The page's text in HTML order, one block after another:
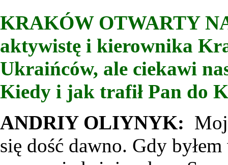
KRAKÓW OTWARTY
aktywistę i kierownika
Ukraińców, ale ciekawi
Kiedy i jak trafił Pan do
ANDRIY OLIYNYK:
się dość dawno. Gdy